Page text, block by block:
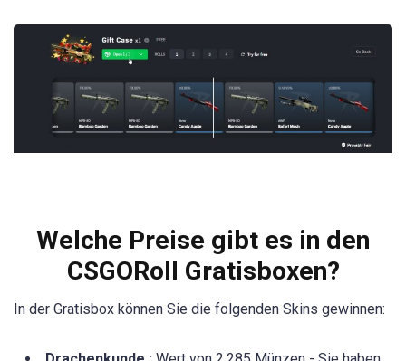
Welche Preise gibt es in den
CSGORoll Gratisboxen?
In der Gratisbox können Sie die folgenden Skins gewinnen: